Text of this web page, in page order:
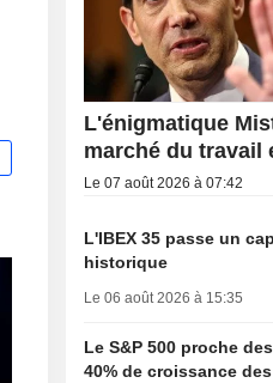
L'énigmatique
marché du travail
Le 07 août 2026 à 07:42
L'IBEX 35 passe un cap
historique
Le 06 août 2026 à 15:35
Le S&P 500 proche des
40% de croissance des